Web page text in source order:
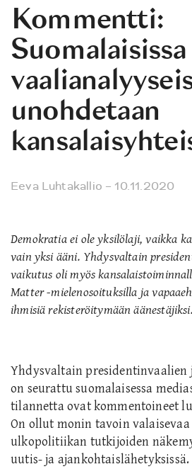
Kommentti:
unohdetaan
Eeva Luhtakallio – 10.11.2020
Demokratia ei ole yksilölaji, vaikka
vain yksi ääni. Yhdysvaltain
vaikutus oli myös
Matter -mielenosoituksilla ja
ihmisiä rekisteröitymään äänestäjiksi.
Yhdysvaltain presidentinvaalien
on seurattu suomalaisessa
tilannetta ovat kommentoineet
On ollut monin tavoin
ulkopolitiikan tutkijoiden
uutis- ja ajankohtaislähetyksissä.